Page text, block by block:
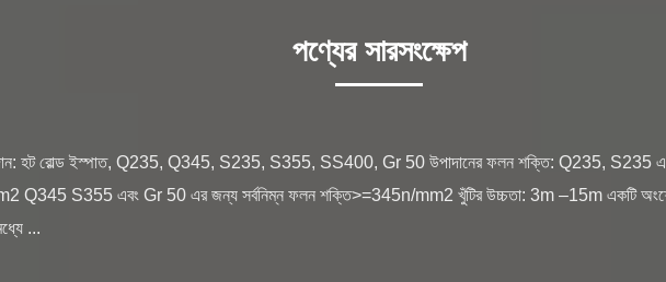
পণ্যের সারসংক্ষেপ
হট রোল্ড ইস্পাত, Q235, Q345, S235, S355, SS400, Gr 50 উপাদানের ফলন শক্তি: Q235, S235
Q345 S355 এবং Gr 50 এর জন্য সর্বনিম্ন ফলন শক্তি>=345n/mm2 খুঁটির উচ্চতা: 3m –15m একটি অংশের